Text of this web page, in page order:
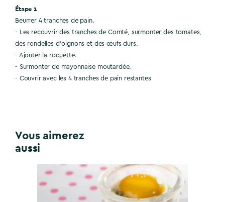
Étape 1
Beurrer 4 tranches de pain.
- Les recouvrir des tranches de Comté, surmonter des tomates,
des rondelles d’oignons et des œufs durs.
- Ajouter la roquette.
- Surmonter de mayonnaise moutardée.
- Couvrir avec les 4 tranches de pain restantes
Vous aimerez
aussi